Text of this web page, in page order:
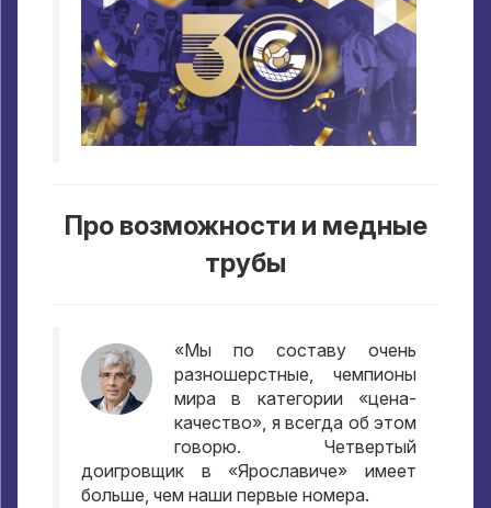
Про возможности и медные
трубы
«Мы по составу очень
разношерстные, чемпионы
мира в категории «цена-
качество», я всегда об этом
говорю. Четвертый
доигровщик в «Ярославиче» имеет
больше, чем наши первые номера.